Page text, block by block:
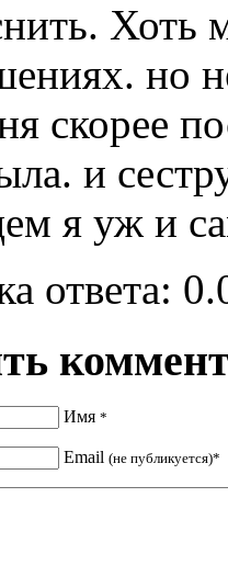
Хоть
но
скорее
и
я уж и
ответа:
Имя *
Email (не публикуется)*